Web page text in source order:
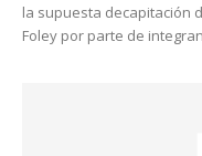
la supuesta decapitación
Foley por parte de